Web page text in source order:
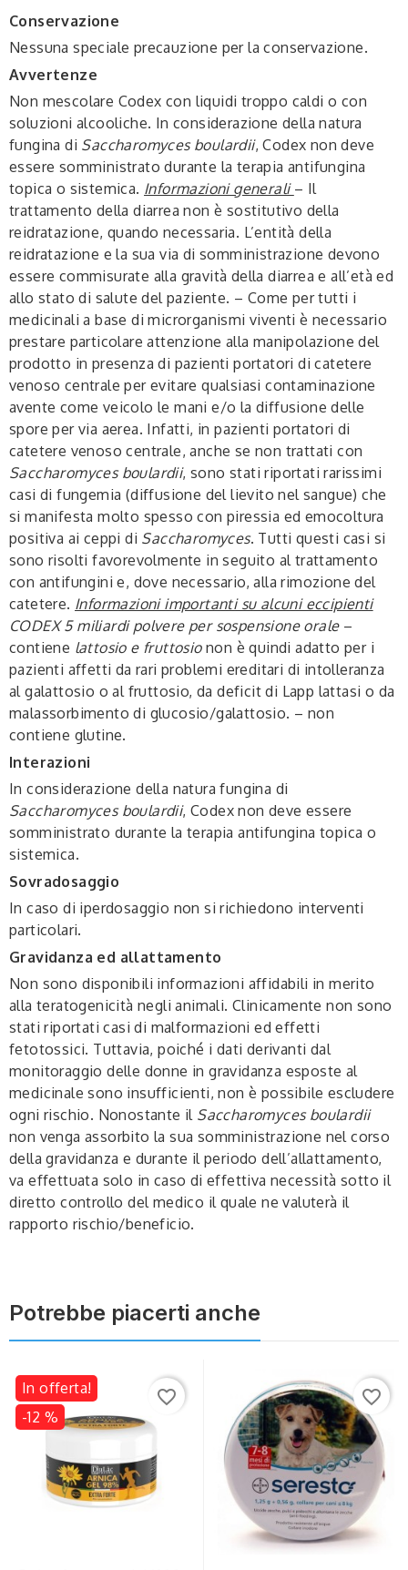
Conservazione
Nessuna speciale precauzione per la conservazione.
Avvertenze
Non mescolare Codex con liquidi troppo caldi o con
soluzioni alcooliche. In considerazione della natura
fungina di Saccharomyces boulardii, Codex non deve
essere somministrato durante la terapia antifungina
topica o sistemica. Informazioni generali – Il
trattamento della diarrea non è sostitutivo della
reidratazione, quando necessaria. L’entità della
reidratazione e la sua via di somministrazione devono
essere commisurate alla gravità della diarrea e all’età ed
allo stato di salute del paziente. – Come per tutti i
medicinali a base di microrganismi viventi è necessario
prestare particolare attenzione alla manipolazione del
prodotto in presenza di pazienti portatori di catetere
venoso centrale per evitare qualsiasi contaminazione
avente come veicolo le mani e/o la diffusione delle
spore per via aerea. Infatti, in pazienti portatori di
catetere venoso centrale, anche se non trattati con
Saccharomyces boulardii, sono stati riportati rarissimi
casi di fungemia (diffusione del lievito nel sangue) che
si manifesta molto spesso con piressia ed emocoltura
positiva ai ceppi di Saccharomyces. Tutti questi casi si
sono risolti favorevolmente in seguito al trattamento
con antifungini e, dove necessario, alla rimozione del
catetere. Informazioni importanti su alcuni eccipienti
CODEX 5 miliardi polvere per sospensione orale –
contiene lattosio e fruttosionon è quindi adatto per i
pazienti affetti da rari problemi ereditari di intolleranza
al galattosio o al fruttosio, da deficit di Lapp lattasi o da
malassorbimento di glucosio/galattosio. – non
contiene glutine.
Interazioni
In considerazione della natura fungina di
Saccharomyces boulardii, Codex non deve essere
somministrato durante la terapia antifungina topica o
sistemica.
Sovradosaggio
In caso di iperdosaggio non si richiedono interventi
particolari.
Gravidanza ed allattamento
Non sono disponibili informazioni affidabili in merito
alla teratogenicità negli animali. Clinicamente non sono
stati riportati casi di malformazioni ed effetti
fetotossici. Tuttavia, poiché i dati derivanti dal
monitoraggio delle donne in gravidanza esposte al
medicinale sono insufficienti, non è possibile escludere
ogni rischio. Nonostante il Saccharomyces boulardii
non venga assorbito la sua somministrazione nel corso
della gravidanza e durante il periodo dell’allattamento,
va effettuata solo in caso di effettiva necessità sotto il
diretto controllo del medico il quale ne valuterà il
rapporto rischio/beneficio.
Potrebbe piacerti anche
In offerta!
-12 %
favorite_border favorite_border